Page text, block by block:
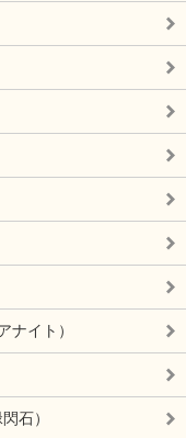
ナイト）
石）